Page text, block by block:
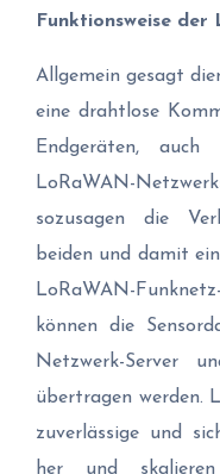
Funktionsweise der
Allgemein gesagt
eine drahtlose
Endgeräten,
LoRaWAN-
sozusagen die
beiden und damit
LoRaWAN-
können die
Netzwerk-Server
übertragen werden.
zuverlässige und
her und